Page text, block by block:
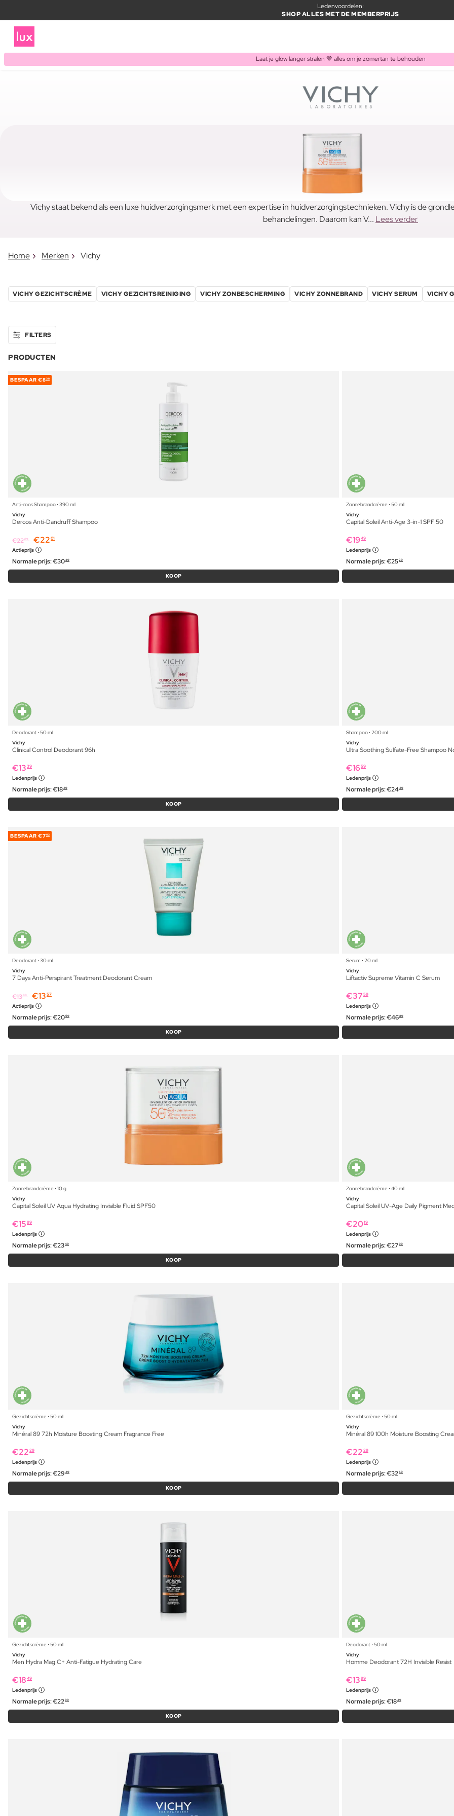
Ledenvoordelen:
SHOP ALLES MET DE MEMBERPRIJS
Laat je glow langer stralen 🤎 alles om je zomertan te behouden
Vichy staat bekend als een luxe huidverzorgingsmerk met een expertise in huidverzorgingstechnieken. Vichy is de
behandelingen. Daarom kan V... Lees verder
Home Merken Vichy
VICHY GEZICHTSCRÈME VICHY GEZICHTSREINIGING VICHY ZONBESCHERMING VICHY ZONNEBRAND VICHY SERUM VICHY
FILTERS
PRODUCTEN
BESPAAR €838
Anti-roos Shampoo ⋅ 390 ml
Vichy
Dercos Anti-Dandruff Shampoo
€2269 €22 01
Actieprijs
Normale prijs:€3039
KOOP
Zonnebrandcrème ⋅ 50 ml
Vichy
Capital Soleil Anti-Age 3-in-1 SPF 50
€1949
Ledenprijs
Normale prijs:€2529
Deodorant ⋅ 50 ml
Vichy
Clinical Control Deodorant 96h
€13 39
Ledenprijs
Normale prijs:€1849
KOOP
Shampoo ⋅ 200 ml
Vichy
Ultra Soothing Sulfate-Free Shampoo
€16 59
Ledenprijs
Normale prijs:€2449
BESPAAR €702
Deodorant ⋅ 30 ml
Vichy
7 Days Anti-Perspirant Treatment Deodorant Cream
€1399 €13 57
Actieprijs
Normale prijs:€2059
KOOP
Serum ⋅ 20 ml
Vichy
Liftactiv Supreme Vitamin C Serum
€37 59
Ledenprijs
Normale prijs:€4689
Zonnebrandcrème ⋅ 10 g
Vichy
Capital Soleil UV Aqua Hydrating Invisible Fluid SPF50
€15 99
Ledenprijs
Normale prijs:€2349
KOOP
Zonnebrandcrème ⋅ 40 ml
Vichy
Capital Soleil UV-Age Daily Pigment
€2019
Ledenprijs
Normale prijs:€2799
Gezichtscrème ⋅ 50 ml
Vichy
Minéral 89 72h Moisture Boosting Cream Fragrance Free
€22 29
Ledenprijs
Normale prijs:€29 49
KOOP
Gezichtscrème ⋅ 50 ml
Vichy
Minéral 89 100h Moisture Boosting
€22 29
Ledenprijs
Normale prijs:€3269
Gezichtscrème ⋅ 50 ml
Vichy
Men Hydra Mag C+ Anti-Fatigue Hydrating Care
€18 49
Ledenprijs
Normale prijs:€2299
KOOP
Deodorant ⋅ 50 ml
Vichy
Homme Deodorant 72H Invisible Resist
€13 99
Ledenprijs
Normale prijs:€1849